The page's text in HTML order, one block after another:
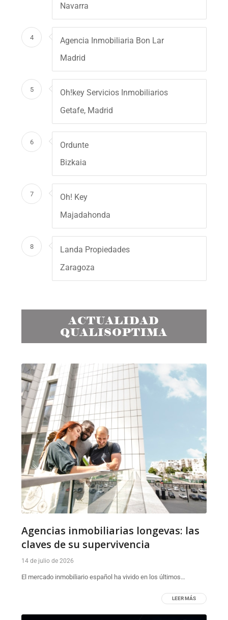
Navarra
4
Agencia Inmobiliaria Bon Lar
Madrid
5
Oh!key Servicios Inmobiliarios
Getafe, Madrid
6
Ordunte
Bizkaia
7
Oh! Key
Majadahonda
8
Landa Propiedades
Zaragoza
ACTUALIDAD
QUALISOPTIMA
Agencias inmobiliarias longevas: las
claves de su supervivencia
14 de julio de 2026
El mercado inmobiliario español ha vivido en los últimos…
LEER MÁS